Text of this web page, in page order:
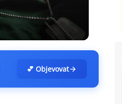
💕 Objevovat